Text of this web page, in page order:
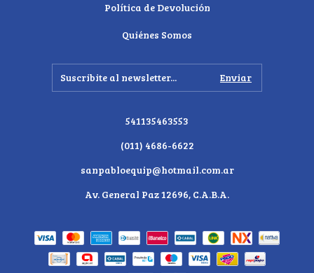
Política de Devolución
Quiénes Somos
541135463553
(011) 4686-6622
sanpabloequip@hotmail.com.ar
Av. General Paz 12696, C.A.B.A.